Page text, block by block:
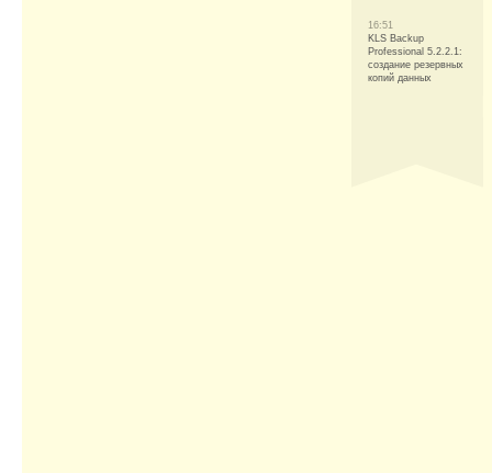
16:51
KLS Backup
Professional 5.2.2.1:
создание резервных
копий данных